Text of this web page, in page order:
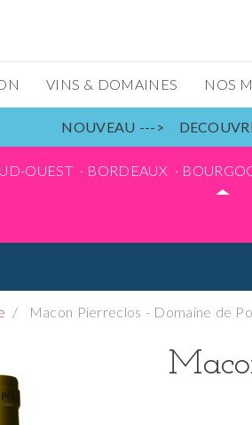
VINS & DOMAINES NOS
NOUVEAU --->
OUEST BORDEAUX
Macon Pierreclos - Domaine de